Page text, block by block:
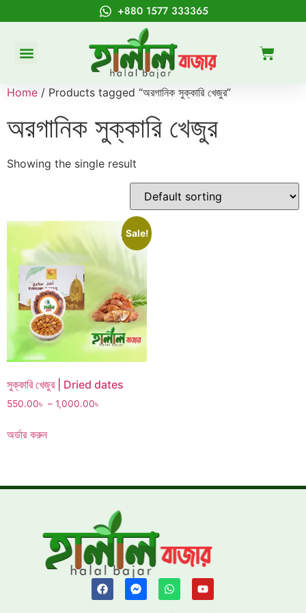
+880 1577 333365
Home / Products tagged “অরগানিক সুক্কারি খেজুর”
অরগানিক সুক্কারি খেজুর
Showing the single result
Sale!
সুক্কারি খেজুর | Dried dates
550.00৳ – 1,000.00৳
অর্ডার করুন